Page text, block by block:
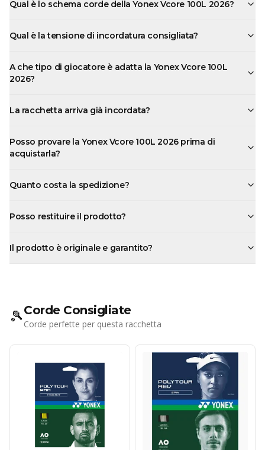
Qual è lo schema corde della Yonex Vcore 100L 2026?
Qual è la tensione di incordatura consigliata?
A che tipo di giocatore è adatta la Yonex Vcore 100L
2026?
La racchetta arriva già incordata?
Posso provare la Yonex Vcore 100L 2026 prima di
acquistarla?
Quanto costa la spedizione?
Posso restituire il prodotto?
Il prodotto è originale e garantito?
🎾Corde Consigliate
Corde perfette per questa racchetta